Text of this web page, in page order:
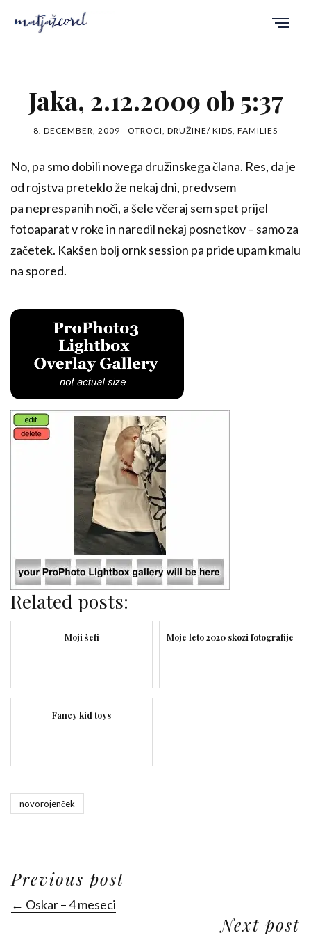
Jaka, 2.12.2009 ob 5:37
8. DECEMBER, 2009 OTROCI, DRUŽINE/ KIDS, FAMILIES
No, pa smo dobili novega družinskega člana. Res, da je
od rojstva preteklo že nekaj dni, predvsem
pa neprespanih noči, a šele včeraj sem spet prijel
fotoaparat v roke in naredil nekaj posnetkov – samo za
začetek. Kakšen bolj ornk session pa pride upam kmalu
na spored.
Related posts:
Moji šefi Moje leto 2020 skozi fotografije
Fancy kid toys
novorojenček
Previous post
← Oskar – 4 meseci
Next post